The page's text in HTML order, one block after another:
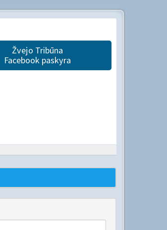
Žvejo Tribūna
Facebook paskyra